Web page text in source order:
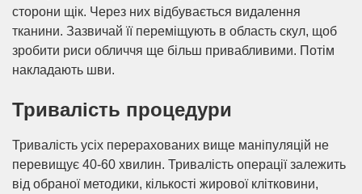
сторони щік. Через них відбувається видалення
тканини. Зазвичай її переміщують в область скул, щоб
зробити риси обличчя ще більш привабливими. Потім
накладають шви.
Тривалість процедури
Тривалість усіх перерахованих вище маніпуляцій не
перевищує 40-60 хвилин. Тривалість операції залежить
від обраної методики, кількості жирової клітковини,